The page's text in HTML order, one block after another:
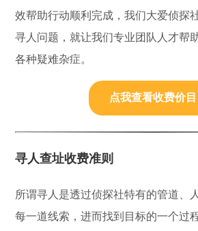
效帮助行动顺利完成，我们大爱侦探
寻人问题，就让我们专业团队人才帮
各种疑难杂症。
点我查看收费价目
寻人查址收费准则
所谓寻人是透过侦探社特有的管道、
每一道线索，进而找到目标的一个过程